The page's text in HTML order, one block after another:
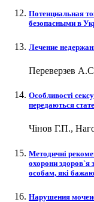
Потенциальная
безопасными в
Лечение
Переверзев
Особливості
передаються
Чінов Г.П.,
Методичні
охорони здоров`я
особам, які
Нарушения